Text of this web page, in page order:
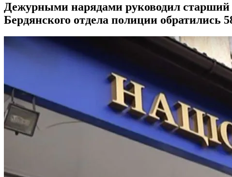
Дежурными нарядами руководил
Бердянского отдела полиции обратились